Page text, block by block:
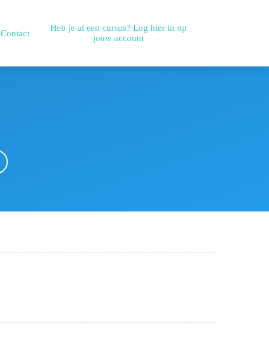
Contact
Heb je al een cursus? Log hier in op
jouw account